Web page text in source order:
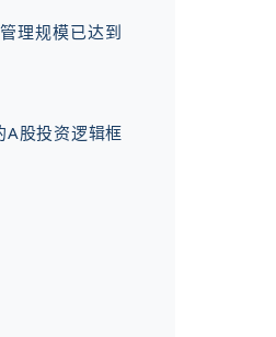
理规模已达到
A股投资逻辑框